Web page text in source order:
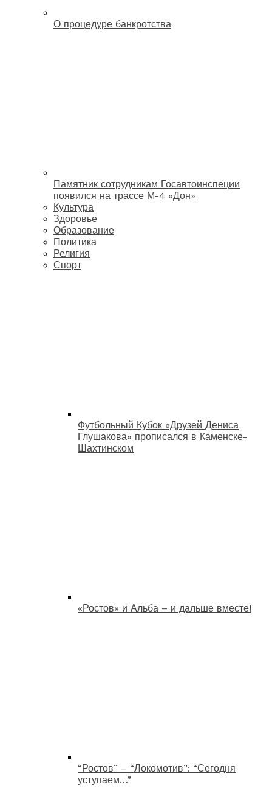
О процедуре банкротства
Памятник сотрудникам Госавтоинспеции
появился на трассе М-4 «Дон»
Культура
Здоровье
Образование
Политика
Религия
Спорт
Футбольный Кубок «Друзей Дениса
Глушакова» прописался в Каменске-
Шахтинском
«Ростов» и Альба – и дальше вместе!
“Ростов” – “Локомотив”: “Сегодня
уступаем…”